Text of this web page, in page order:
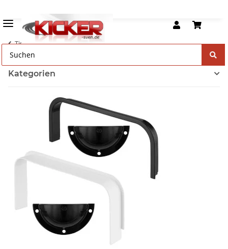
Tischkicker Ersatzteile
Kategorien